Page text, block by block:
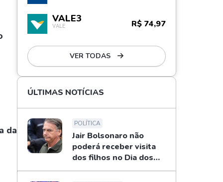
da
VALE3
VALE R$ 74,97
VER TODAS
ÚLTIMAS NOTÍCIAS
POLÍTICA
Jair Bolsonaro não
poderá receber visita
dos filhos no Dia dos
Pais